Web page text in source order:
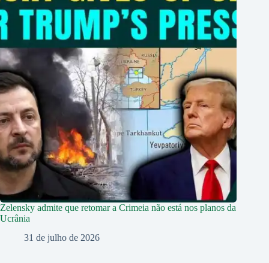
Zelensky admite que retomar a Crimeia não está nos planos da
Ucrânia
31 de julho de 2026